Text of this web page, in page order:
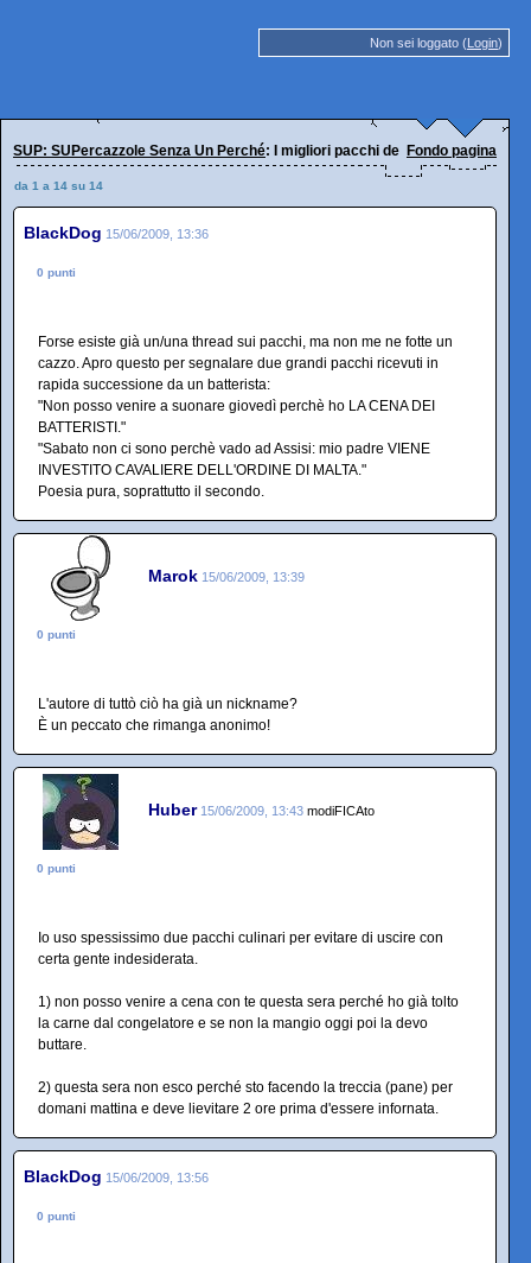
Non sei loggato (Login)
SUP: SUPercazzole Senza Un Perché: I migliori pacchi della nostra vita
Fondo pagina
da 1 a 14 su 14
BlackDog 15/06/2009, 13:36
0 punti
Forse esiste già un/una thread sui pacchi, ma non me ne fotte un
cazzo. Apro questo per segnalare due grandi pacchi ricevuti in
rapida successione da un batterista:
"Non posso venire a suonare giovedì perchè ho LA CENA DEI
BATTERISTI."
"Sabato non ci sono perchè vado ad Assisi: mio padre VIENE
INVESTITO CAVALIERE DELL'ORDINE DI MALTA."
Poesia pura, soprattutto il secondo.
Marok 15/06/2009, 13:39
0 punti
L'autore di tuttò ciò ha già un nickname?
È un peccato che rimanga anonimo!
Huber 15/06/2009, 13:43 modiFICAto
0 punti
Io uso spessissimo due pacchi culinari per evitare di uscire con
certa gente indesiderata.
1) non posso venire a cena con te questa sera perché ho già tolto
la carne dal congelatore e se non la mangio oggi poi la devo
buttare.
2) questa sera non esco perché sto facendo la treccia (pane) per
domani mattina e deve lievitare 2 ore prima d'essere infornata.
BlackDog 15/06/2009, 13:56
0 punti